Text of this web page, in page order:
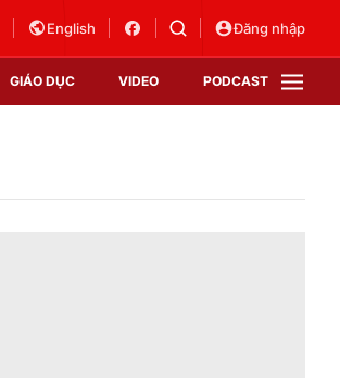
English Đăng nhập
GIÁO DỤC VIDEO PODCAST
VTV Sức khoẻ